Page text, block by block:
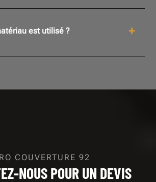
est utilisé ?
COUVERTURE 92
NOUS POUR UN DEVIS